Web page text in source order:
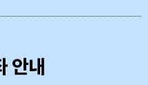
안내